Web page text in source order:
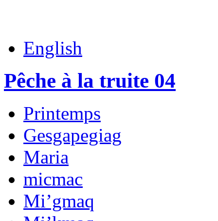
English
Pêche à la truite 04
Printemps
Gesgapegiag
Maria
micmac
Mi’gmaq